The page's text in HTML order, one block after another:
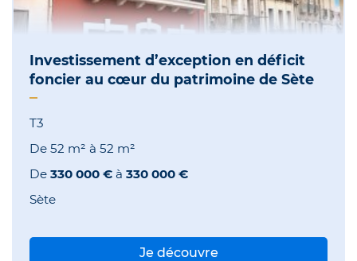
Investissement d’exception en déficit
foncier au cœur du patrimoine de Sète
T3
De 52 m² à 52 m²
De 330 000 € à 330 000 €
Sète
Je découvre